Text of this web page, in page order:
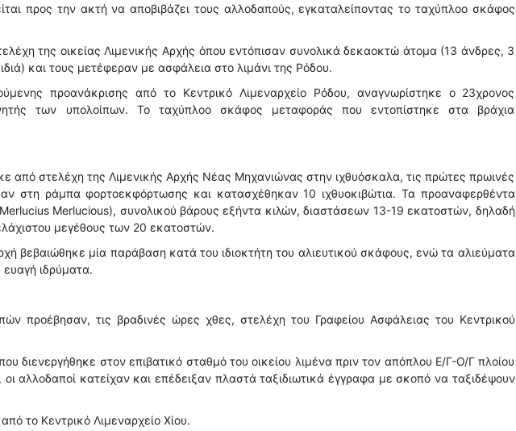
προς την ακτή να αποβιβάζει τους αλλοδαπούς, εγκαταλείποντας το ταχύπλοο σκάφος
της οικείας Λιμενικής Αρχής όπου εντόπισαν συνολικά δεκαοκτώ άτομα (13 άνδρες, 3
και τους μετέφεραν με ασφάλεια στο λιμάνι της Ρόδου.
προανάκρισης από το Κεντρικό Λιμεναρχείο Ρόδου, αναγνωρίστηκε ο 23χρονος
των υπολοίπων. Το ταχύπλοο σκάφος μεταφοράς που εντοπίστηκε στα βράχια
από στελέχη της Λιμενικής Αρχής Νέας Μηχανιώνας στην ιχθυόσκαλα, τις πρώτες πρωινές
στη ράμπα φορτοεκφόρτωσης και κατασχέθηκαν 10 ιχθυοκιβώτια. Τα προαναφερθέντα
Merlucious), συνολικού βάρους εξήντα κιλών, διαστάσεων 13-19 εκατοστών, δηλαδή
μεγέθους των 20 εκατοστών.
βεβαιώθηκε μία παράβαση κατά του ιδιοκτήτη του αλιευτικού σκάφους, ενώ τα αλιεύματα
ευαγή ιδρύματα.
προέβησαν, τις βραδινές ώρες χθες, στελέχη του Γραφείου Ασφάλειας του Κεντρικού
διενεργήθηκε στον επιβατικό σταθμό του οικείου λιμένα πριν τον απόπλου Ε/Γ-Ο/Γ πλοίου
οι αλλοδαποί κατείχαν και επέδειξαν πλαστά ταξιδιωτικά έγγραφα με σκοπό να ταξιδέψουν
το Κεντρικό Λιμεναρχείο Χίου.